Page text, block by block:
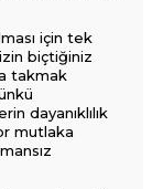
için tek
biçtiğiniz
takmak
dayanıklılık
mutlaka